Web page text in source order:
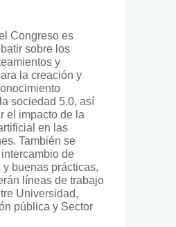
Congreso es
sobre los
y
la creación y
sociedad 5.0, así
el impacto de la
en las
También se
de
buenas prácticas,
líneas de trabajo
Universidad,
pública y Sector